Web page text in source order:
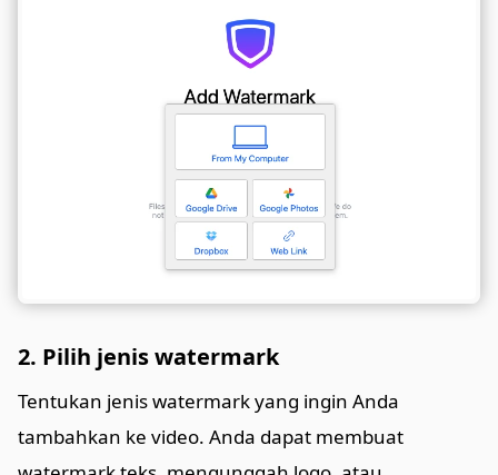
2. Pilih jenis watermark
Tentukan jenis watermark yang ingin Anda
tambahkan ke video. Anda dapat membuat